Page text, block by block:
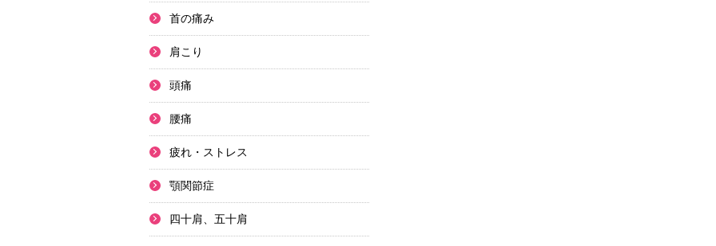
首の痛み
肩こり
頭痛
腰痛
疲れ・ストレス
顎関節症
四十肩、五十肩